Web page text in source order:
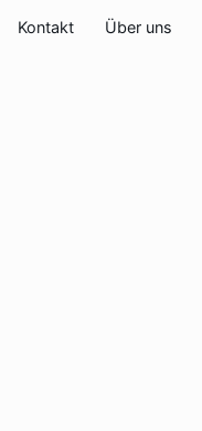
Kontakt Über uns